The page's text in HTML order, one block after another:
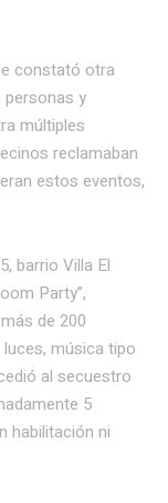
constató otra
personas y
múltiples
reclamaban
estos eventos,
barrio Villa El
Party”,
de 200
música tipo
al secuestro
5
habilitación ni